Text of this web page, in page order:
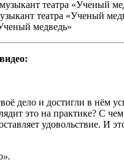
театра «Ученый
театра «Ученый
медведь»
дело и достигли в нём
это на практике? С
удовольствие. И